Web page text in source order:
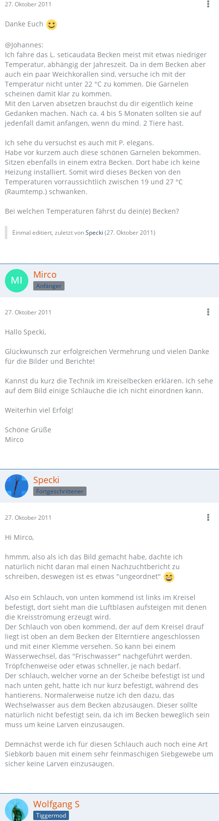
27. Oktober 2011
Danke Euch
@Johannes:
Ich fahre das L. seticaudata Becken meist mit etwas niedriger
Temperatur, abhängig der Jahreszeit. Da in dem Becken aber
auch ein paar Weichkorallen sind, versuche ich mit der
Temperatur nicht unter 22 °C zu kommen. Die Garnelen
scheinen damit klar zu kommen.
Mit den Larven absetzen brauchst du dir eigentlich keine
Gedanken machen. Nach ca. 4 bis 5 Monaten sollten sie auf
jedenfall damit anfangen, wenn du mind. 2 Tiere hast.
Ich sehe du versuchst es auch mit P. elegans.
Habe vor kurzem auch diese schönen Garnelen bekommen.
Sitzen ebenfalls in einem extra Becken. Dort habe ich keine
Heizung installiert. Somit wird dieses Becken von den
Temperaturen vorraussichtlich zwischen 19 und 27 °C
(Raumtemp.) schwanken.
Bei welchen Temperaturen fährst du dein(e) Becken?
Einmal editiert, zuletzt vonSpecki (27. Oktober 2011)
Mirco
Anfänger
27. Oktober 2011
Hallo Specki,
Glückwunsch zur erfolgreichen Vermehrung und vielen Danke
für die Bilder und Berichte!
Kannst du kurz die Technik im Kreiselbecken erklären. Ich sehe
auf dem Bild einige Schläuche die ich nicht einordnen kann.
Weiterhin viel Erfolg!
Schöne Grüße
Mirco
Specki
Fortgeschrittener
27. Oktober 2011
Hi Mirco,
hmmm, also als ich das Bild gemacht habe, dachte ich
natürlich nicht daran mal einen Nachzuchtbericht zu
schreiben, deswegen ist es etwas "ungeordnet"
Also ein Schlauch, von unten kommend ist links im Kreisel
befestigt, dort sieht man die Luftblasen aufsteigen mit denen
die Kreisströmung erzeugt wird.
Der Schlauch von oben kommend, der auf dem Kreisel drauf
liegt ist oben an dem Becken der Elterntiere angeschlossen
und mit einer Klemme versehen. So kann bei einem
Wasserwechsel, das "Frischwasser" nachgeführt werden.
Tröpfchenweise oder etwas schneller, je nach bedarf.
Der schlauch, welcher vorne an der Scheibe befestigt ist und
nach unten geht, hatte ich nur kurz befestigt, während des
hantierens. Normalerweise nutze ich den dazu, das
Wechselwasser aus dem Becken abzusaugen. Dieser sollte
natürlich nicht befestigt sein, da ich im Becken beweglich sein
muss um keine Larven einzusaugen.
Demnächst werde ich für diesen Schlauch auch noch eine Art
Siebkorb bauen mit einem sehr feinmaschigen Siebgewebe um
sicher keine Larven einzusaugen.
Wolfgang S
Tiggermod